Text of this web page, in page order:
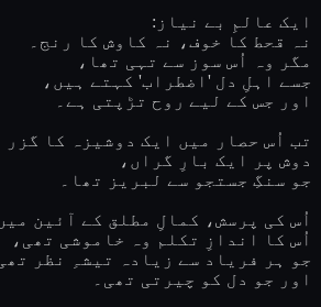
ایک عالمِ بے نیاز:
نہ قحط کا خوف، نہ کاوش کا رنج۔
مگر وہ اُس سوز سے تہی تھا،
جسے اہلِ دل 'اضطراب' کہتے ہیں،
اور جس کے لیے روح تڑپتی ہے۔
تب اُس حصار میں ایک دوشیزہ کا گزر
دوش پر ایک بارِ گراں،
جو سنگِ جستجو سے لبریز تھا۔
اُس کی پرسش، کمالِ مطلق کے آئین
اُس کا اندازِ تکلم وہ خاموشی تھی،
جو ہر فریاد سے زیادہ تیشہِ نظر
اور جو دل کو چیرتی تھی۔